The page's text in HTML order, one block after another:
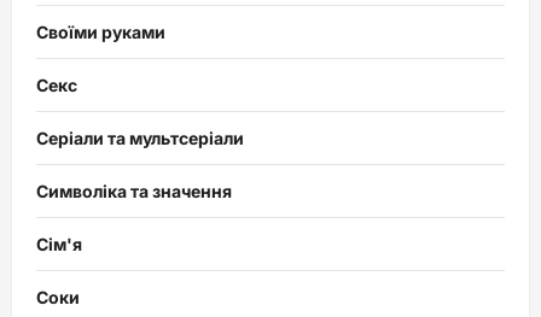
Своїми руками
Секс
Серіали та мультсеріали
Символіка та значення
Сім'я
Соки